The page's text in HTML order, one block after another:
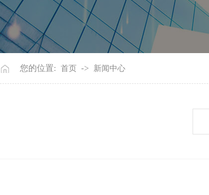
您的位置: 首页 -> 新闻中心